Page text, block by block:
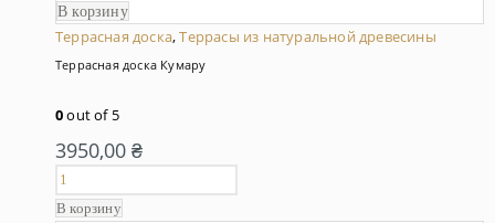
В корзину
Террасная доска,Террасы из натуральной древесины
Террасная доска Кумару
0out of 5
3950,00 ₴
В корзину